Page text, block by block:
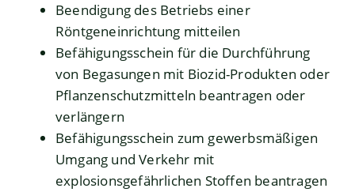
Beendigung des Betriebs einer
Röntgeneinrichtung mitteilen
Befähigungsschein für die Durchführung
von Begasungen mit Biozid-Produkten oder
Pflanzenschutzmitteln beantragen oder
verlängern
Befähigungsschein zum gewerbsmäßigen
Umgang und Verkehr mit
explosionsgefährlichen Stoffen beantragen